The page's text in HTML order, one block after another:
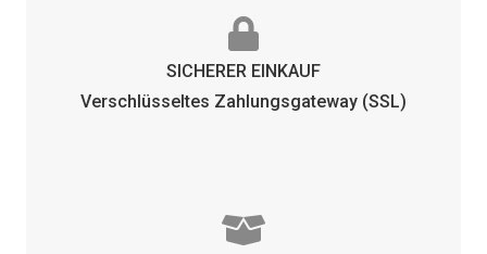
SICHERER EINKAUF
Verschlüsseltes Zahlungsgateway (SSL)